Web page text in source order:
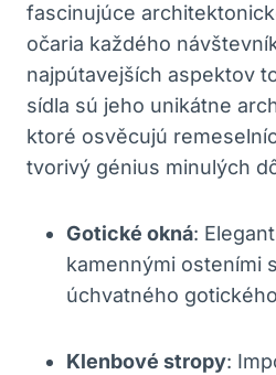
fascinujúce
očaria každého
najpútavejších aspektov
sídla sú jeho unikátne​
ktoré osvěcujú
tvorivý génius​ minulých
Gotické okná:
kamennými⁤ osteními
úchvatného
Klenbové ‍stropy: